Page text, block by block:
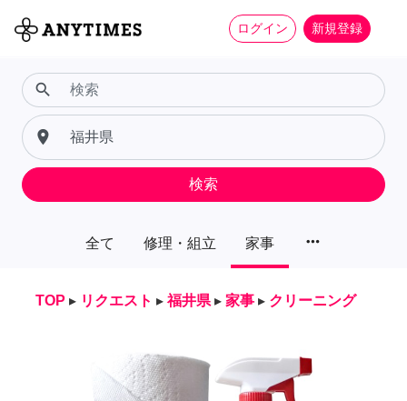
ログイン 新規登録
全て 修理・組立 家事 more_horiz
search
place
検索
TOP ▸ リクエスト ▸ 福井県 ▸ 家事 ▸ クリーニング